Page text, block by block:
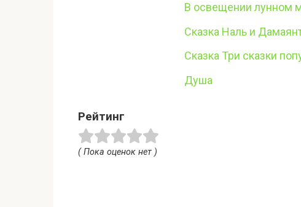
В освещении лунном
Сказка Наль и
Сказка Три сказки
Душа
Рейтинг
( Пока оценок нет )